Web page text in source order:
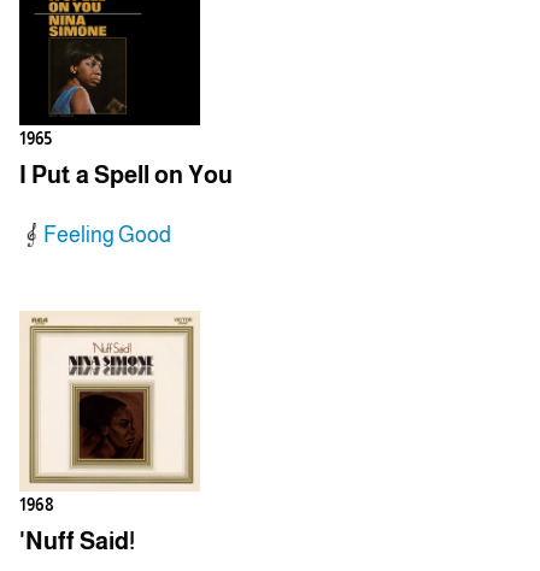
1965
I Put a Spell on You
Feeling Good
1968
'Nuff Said!